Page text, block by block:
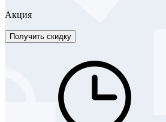
Акция
Получить скидку